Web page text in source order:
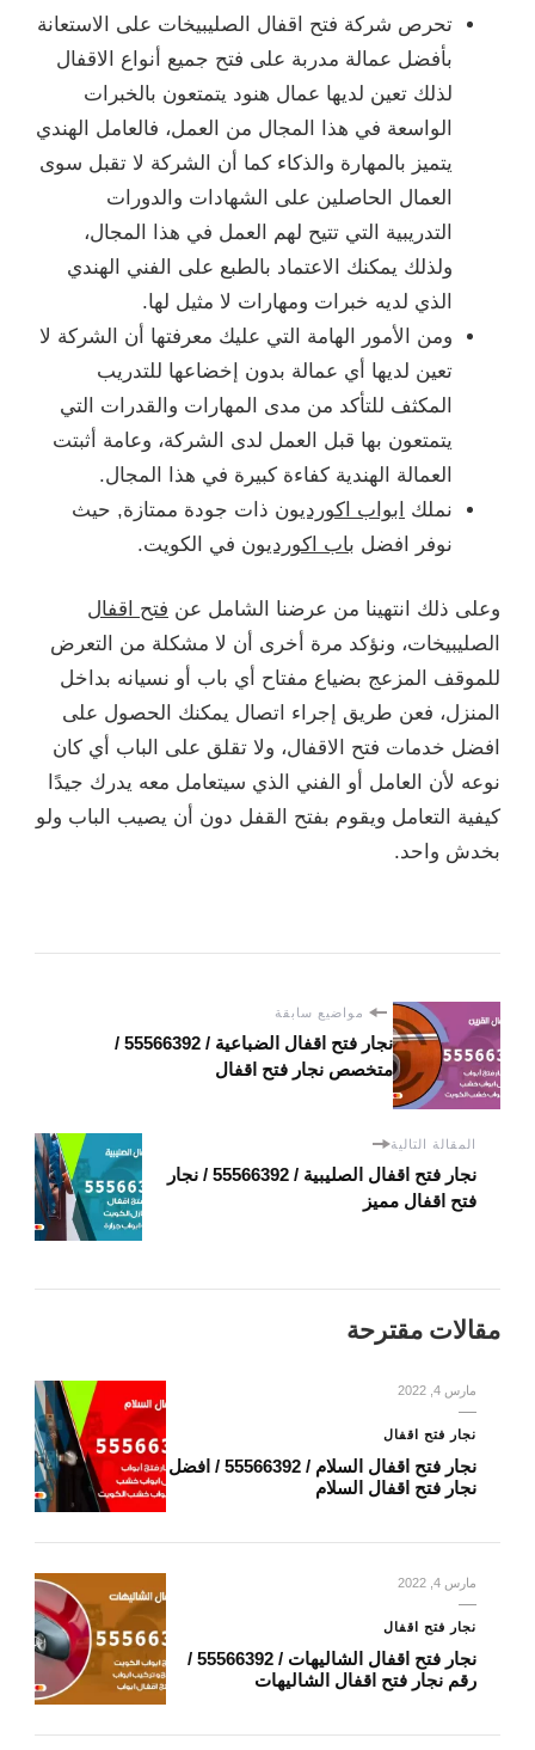
تحرص شركة فتح اقفال الصليبيخات على الاستعانة
بأفضل عمالة مدربة على فتح جميع أنواع الاقفال
لذلك تعين لديها عمال هنود يتمتعون بالخبرات
الواسعة في هذا المجال من العمل، فالعامل الهندي
يتميز بالمهارة والذكاء كما أن الشركة لا تقبل سوى
العمال الحاصلين على الشهادات والدورات
التدريبية التي تتيح لهم العمل في هذا المجال،
ولذلك يمكنك الاعتماد بالطبع على الفني الهندي
الذي لديه خبرات ومهارات لا مثيل لها.
ومن الأمور الهامة التي عليك معرفتها أن الشركة لا
تعين لديها أي عمالة بدون إخضاعها للتدريب
المكثف للتأكد من مدى المهارات والقدرات التي
يتمتعون بها قبل العمل لدى الشركة، وعامة أثبتت
العمالة الهندية كفاءة كبيرة في هذا المجال.
نملك
ابواب اكورديون ذات جودة ممتازة, حيث
نوفر افضل باب اكورديون في الكويت.
وعلى ذلك انتهينا من عرضنا الشامل عن فتح اقفال
الصليبيخات، ونؤكد مرة أخرى أن لا مشكلة من التعرض
للموقف المزعج بضياع مفتاح أي باب أو نسيانه بداخل
المنزل، فعن طريق إجراء اتصال يمكنك الحصول على
افضل خدمات فتح الاقفال، ولا تقلق على الباب أي كان
نوعه لأن العامل أو الفني الذي سيتعامل معه يدرك جيدًا
كيفية التعامل ويقوم بفتح القفل دون أن يصيب الباب ولو
بخدش واحد.
مواضيع سابقة
نجار فتح اقفال الضباعية / 55566392 /
متخصص نجار فتح اقفال
المقالة التالية
نجار فتح اقفال الصليبية / 55566392 / نجار
فتح اقفال مميز
مقالات مقترحة
مارس 4, 2022
نجار فتح اقفال
نجار فتح اقفال السلام / 55566392 / افضل
نجار فتح اقفال السلام
مارس 4, 2022
نجار فتح اقفال
نجار فتح اقفال الشاليهات / 55566392 /
رقم نجار فتح اقفال الشاليهات